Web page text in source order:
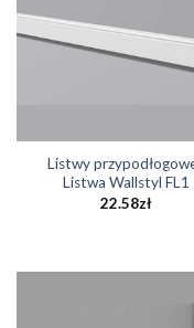
Listwy
Listwa Wallstyl FL1
22.58zł